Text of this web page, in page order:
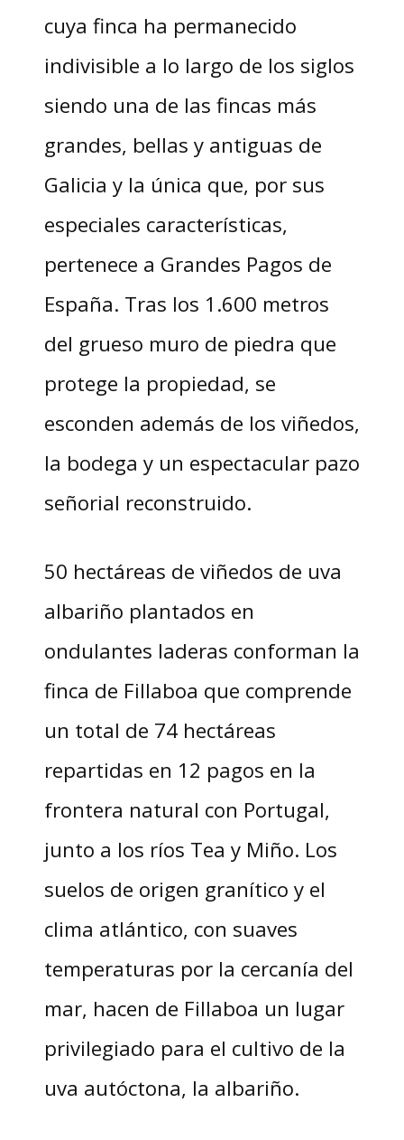
cuya finca ha permanecido
indivisible a lo largo de los siglos
siendo una de las fincas más
grandes, bellas y antiguas de
Galicia y la única que, por sus
especiales características,
pertenece a Grandes Pagos de
España. Tras los 1.600 metros
del grueso muro de piedra que
protege la propiedad, se
esconden además de los viñedos,
la bodega y un espectacular pazo
señorial reconstruido.
50 hectáreas de viñedos de uva
albariño plantados en
ondulantes laderas conforman la
finca de Fillaboa que comprende
un total de 74 hectáreas
repartidas en 12 pagos en la
frontera natural con Portugal,
junto a los ríos Tea y Miño. Los
suelos de origen granítico y el
clima atlántico, con suaves
temperaturas por la cercanía del
mar, hacen de Fillaboa un lugar
privilegiado para el cultivo de la
uva autóctona, la albariño.